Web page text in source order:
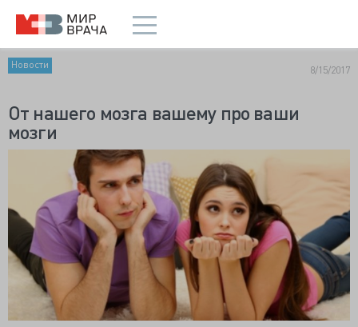
Новости 8/15/2017
От нашего мозга вашему про ваши
мозги